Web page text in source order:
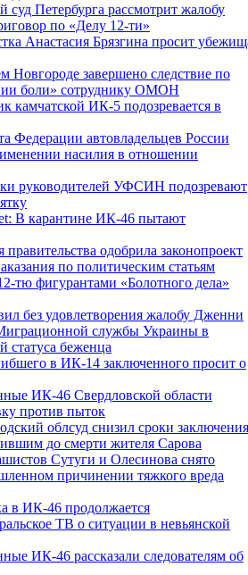
суд Петербурга рассмотрит жалобу
по «Делу 12-ти»
Анастасия Брязгина просит
Новгороде завершено следствие по
боли» сотруднику ОМОН
камчатской ИК-5 подозревается в
Федерации автовладельцев России
насилия в отношении
руководителей УФСИН подозревают
В карантине ИК-46 пытают
правительства одобрила законопроект
по политическим статьям
тю фигурантами «Болотного дела»
без удовлетворения жалобу Дженни
службы Украины в
статуса беженца
в ИК-14 заключенного просит о
ИК-46 Свердловской области
против пыток
облсуд снизил сроки заключения
до смерти жителя Сарова
Сутуги и Олесинова снято
причинении тяжкого вреда
в ИК-46 продолжается
ТВ о ситуации в невьянской
ИК-46 рассказали следователям об